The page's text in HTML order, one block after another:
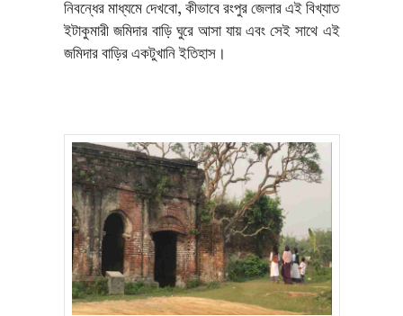
নিবন্ধের মাধ্যমে দেখবো, কীভাবে রংপুর জেলার এই বিখ্যাত
ইটাকুমারী জমিদার বাড়ি ঘুরে আসা যায় এবং সেই সাথে এই
জমিদার বাড়ির একটুখানি ইতিহাস।